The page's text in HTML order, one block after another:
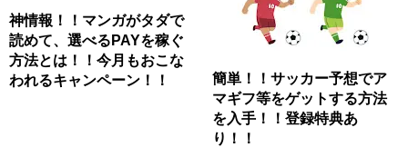
神情報！！マンガがタダで
読めて、選べるPAYを稼ぐ
方法とは！！今月もおこな
われるキャンペーン！！
簡単！！サッカー予想でア
マギフ等をゲットする方法
を入手！！登録特典あ
り！！